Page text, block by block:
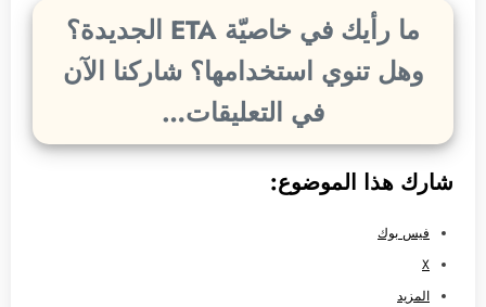
ما رأيك في خاصيّة ETA الجديدة؟
وهل تنوي استخدامها؟ شاركنا الآن
في التعليقات…
شارك هذا الموضوع:
فيس بوك
X
المزيد